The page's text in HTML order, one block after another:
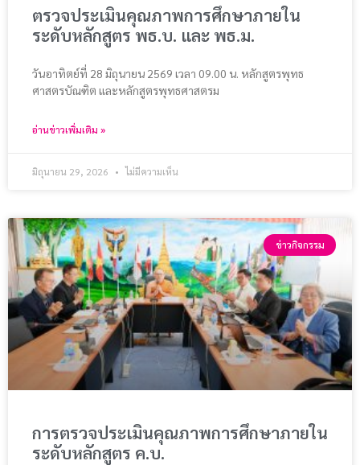
ตรวจประเมินคุณภาพการศึกษาภายใน
ระดับหลักสูตร พธ.บ. และ พธ.ม.
วันอาทิตย์ที่ 28 มิถุนายน 2569 เวลา 09.00 น. หลักสูตรพุทธ
ศาสตรบัณฑิต และหลักสูตรพุทธศาสตรม
อ่านข่าวเพิ่มเติม »
มิถุนายน 29, 2026 ไม่มีความเห็น
ข่าวกิจกรรม
การตรวจประเมินคุณภาพการศึกษาภายใน
ระดับหลักสูตร ค.บ.